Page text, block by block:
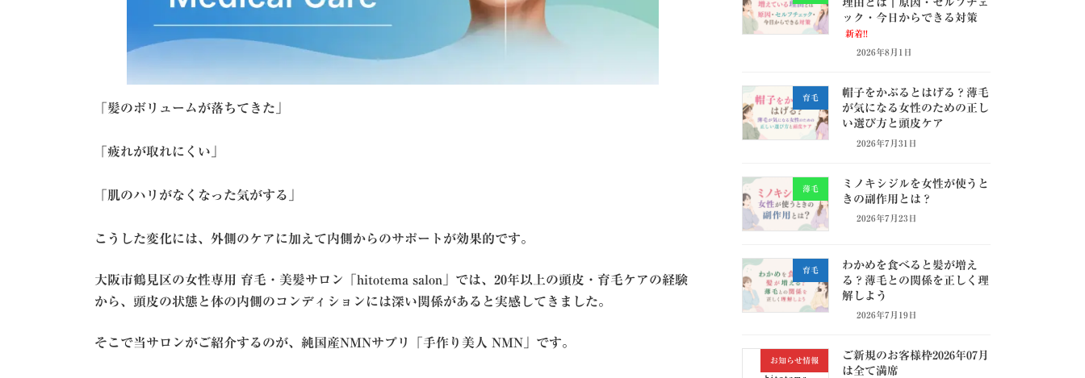
「髪のボリュームが落ちてきた」
「疲れが取れにくい」
「肌のハリがなくなった気がする」
こうした変化には、外側のケアに加えて内側からのサポートが効果的です。
大阪市鶴見区の女性専用 育毛・美髪サロン「hitotema salon」では、20年以上の頭皮・育毛ケアの経験
から、頭皮の状態と体の内側のコンディションには深い関係があると実感してきました。
そこで当サロンがご紹介するのが、純国産NMNサプリ「手作り美人 NMN」です。
ック・今日からできる対策
新着!!
2026年8月1日
育毛
帽子をかぶるとはげる？薄毛
が気になる女性のための正し
い選び方と頭皮ケア
2026年7月31日
薄毛
ミノキシジルを女性が使うと
きの副作用とは？
2026年7月23日
育毛
わかめを食べると髪が増え
る？薄毛との関係を正しく理
解しよう
2026年7月19日
お知らせ情報
ご新規のお客様枠2026年07月
は全て満席